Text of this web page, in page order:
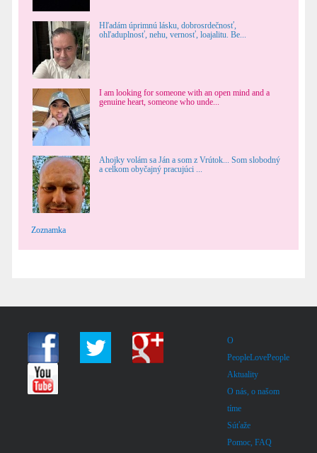
Hľadám úprimnú lásku, dobrosrdečnosť,
ohľaduplnosť, nehu, vernosť, loajalitu. Be...
I am looking for someone with an open mind and a
genuine heart, someone who unde...
Ahojky volám sa Ján a som z Vrútok... Som slobodný
a celkom obyčajný pracujúci ...
Zoznamka
O
PeopleLovePeople
Aktuality
O nás, o našom
tíme
Súťaže
Pomoc, FAQ